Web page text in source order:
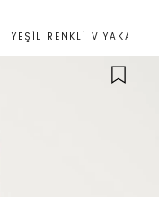
YEŞIL RENKLI V YAKALI